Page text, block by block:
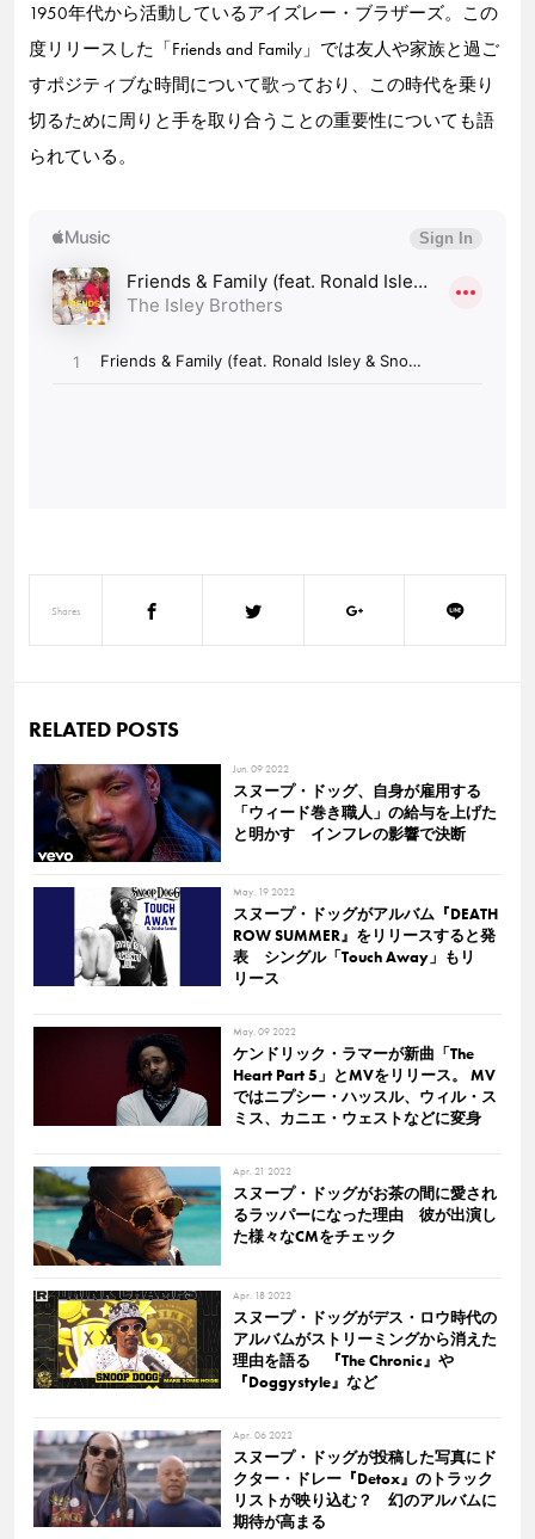
1950年代から活動しているアイズレー・ブラザーズ。この
度リリースした「Friends and Family」では友人や家族と過ご
すポジティブな時間について歌っており、この時代を乗り
切るために周りと手を取り合うことの重要性についても語
られている。
Shares
RELATED POSTS
Jun. 09 2022
スヌープ・ドッグ、自身が雇用する
「ウィード巻き職人」の給与を上げた
と明かす インフレの影響で決断
May. 19 2022
スヌープ・ドッグがアルバム『DEATH
ROW SUMMER』をリリースすると発
表 シングル「Touch Away」もリ
リース
May. 09 2022
ケンドリック・ラマーが新曲「The
Heart Part 5」とMVをリリース。 MV
ではニプシー・ハッスル、ウィル・ス
ミス、カニエ・ウェストなどに変身
Apr. 21 2022
スヌープ・ドッグがお茶の間に愛され
るラッパーになった理由 彼が出演し
た様々なCMをチェック
Apr. 18 2022
スヌープ・ドッグがデス・ロウ時代の
アルバムがストリーミングから消えた
理由を語る 『The Chronic』や
『Doggystyle』など
Apr. 06 2022
スヌープ・ドッグが投稿した写真にド
クター・ドレー『Detox』のトラック
リストが映り込む？ 幻のアルバムに
期待が高まる